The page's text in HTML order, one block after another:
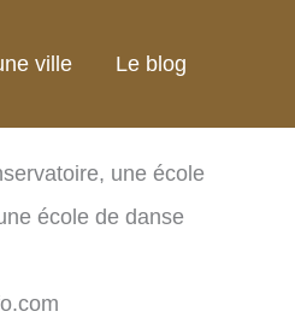
ville Le blog
une école
école de danse